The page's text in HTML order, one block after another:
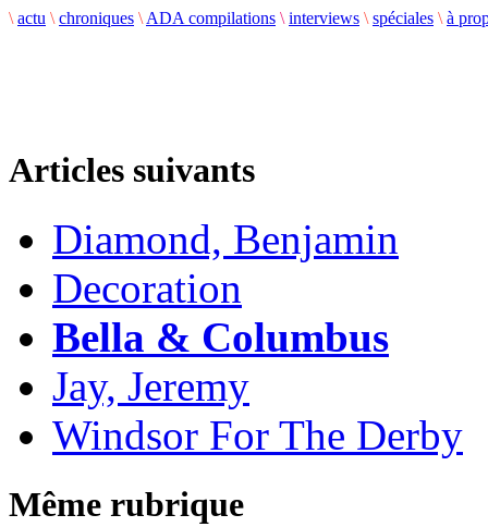
\ actu \ chroniques \ ADA compilations \ interviews \ spéciales \ à
Articles suivants
Diamond, Benjamin
Decoration
Bella & Columbus
Jay, Jeremy
Windsor For The Derby
Même rubrique